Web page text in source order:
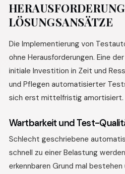
LÖSUNGSANSÄTZE
Die Implementierung von
ohne Herausforderungen. Eine
initiale Investition in Zeit und
und Pflegen automatisierter
sich erst mittelfristig amortisiert.
Wartbarkeit und Test-
Schlecht geschriebene
schnell zu einer Belastung
erkennbaren Grund mal bestehen